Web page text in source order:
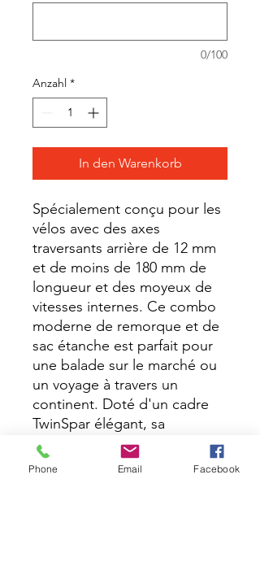
0/100
Anzahl *
In den Warenkorb
Spécialement conçu pour les
vélos avec des axes
traversants arrière de 12 mm
et de moins de 180 mm de
longueur et des moyeux de
vitesses internes. Ce combo
moderne de remorque et de
sac étanche est parfait pour
une balade sur le marché ou
un voyage à travers un
continent. Doté d'un cadre
TwinSpar élégant, sa
conception en alliage léger
mais robuste gère toutes les
Phone Email Facebook